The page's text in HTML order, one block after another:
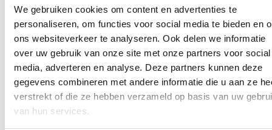
We gebruiken cookies om content en advertenties te
personaliseren, om functies voor social media te bieden en
ons websiteverkeer te analyseren. Ook delen we informatie
over uw gebruik van onze site met onze partners voor social
media, adverteren en analyse. Deze partners kunnen deze
gegevens combineren met andere informatie die u aan ze
verstrekt of die ze hebben verzameld op basis van uw
van hun services.
Ontvang mijn nieuwsbrief.
E-mailadres
Postcode
Ja, ik wens de nieuwsbrief van Hilde Crevits te ontvangen op
bovenstaand mailadres*
om de privacyvoorwaarden te raadplegen